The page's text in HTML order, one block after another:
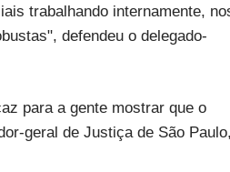
trabalhando internamente,
defendeu o delegado-
para a gente mostrar que o
geral de Justiça de São